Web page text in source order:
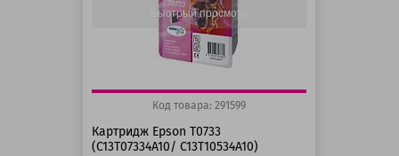
Быстрый просмотр
Код товара: 291599
Картридж Epson T0733
(C13T07334A10/ C13T10534A10)